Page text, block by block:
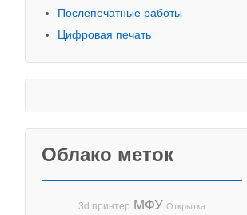
Послепечатные работы
Цифровая печать
Облако меток
3d принтер МФУ Открытка